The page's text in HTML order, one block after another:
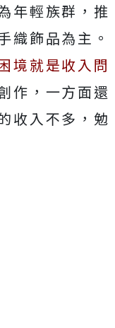
年輕族群，推
織飾品為主。
境就是收入問
作，一方面還
收入不多，勉